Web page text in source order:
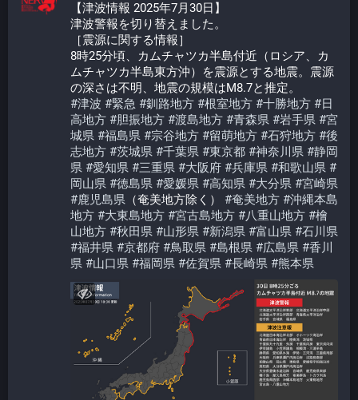
【津波情報 2025年7月30日】
津波警報を切り替えました。
［震源に関する情報］
8時25分頃、カムチャツカ半島付近（ロシア、カ
ムチャツカ半島東方沖）を震源とする地震。震源
の深さは不明、地震の規模はM8.7と推定。
#津波 #緊急 #釧路地方 #根室地方 #十勝地方 #日
高地方 #胆振地方 #渡島地方 #青森県 #岩手県 #宮
城県 #福島県 #宗谷地方 #留萌地方 #石狩地方 #後
志地方 #茨城県 #千葉県 #東京都 #神奈川県 #静岡
県 #愛知県 #三重県 #大阪府 #兵庫県 #和歌山県 #
岡山県 #徳島県 #愛媛県 #高知県 #大分県 #宮崎県
#鹿児島県 （奄美地方除く） #奄美地方 #沖縄本島
地方 #大東島地方 #宮古島地方 #八重山地方 #檜
山地方 #秋田県 #山形県 #新潟県 #富山県 #石川県
#福井県 #京都府 #鳥取県 #島根県 #広島県 #香川
県 #山口県 #福岡県 #佐賀県 #長崎県 #熊本県